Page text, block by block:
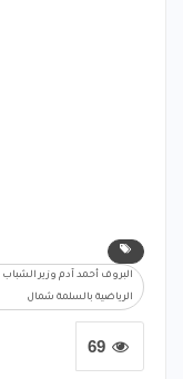
البروف أحمد آدم وزير
الرياضية بالسلمة شمال
69